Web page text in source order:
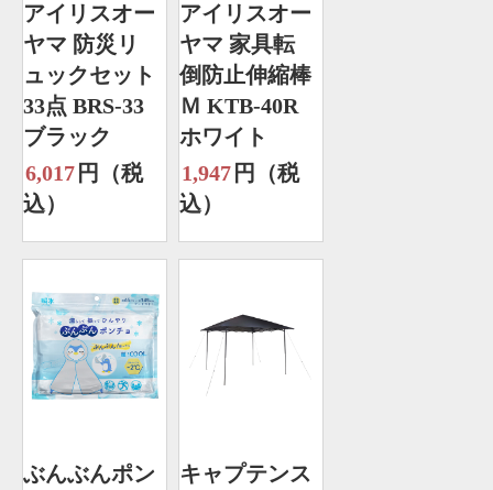
アイリスオー
ヤマ 防災リ
ュックセット
33点 BRS-33
ブラック
6,017 円（税
込）
アイリスオー
ヤマ 家具転
倒防止伸縮棒
Ｍ KTB-40R
ホワイト
1,947 円（税
込）
ぶんぶんポン
キャプテンス